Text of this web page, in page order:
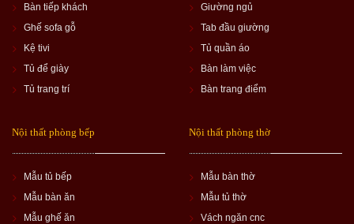
Bàn tiếp khách
Ghế sofa gỗ
Kệ tivi
Tủ để giày
Tủ trang trí
Giường ngủ
Tab đầu giường
Tủ quần áo
Bàn làm việc
Bàn trang điểm
Nội thất phòng bếp
Mẫu tủ bếp
Mẫu bàn ăn
Mẫu ghế ăn
Nội thất phòng thờ
Mẫu bàn thờ
Mẫu tủ thờ
Vách ngăn cnc